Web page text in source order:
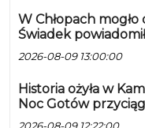
W Chłopach
Świadek
2026-08-09 13:00:00
Historia ożyła w
Noc Gotów
2026-08-09 12:22:00